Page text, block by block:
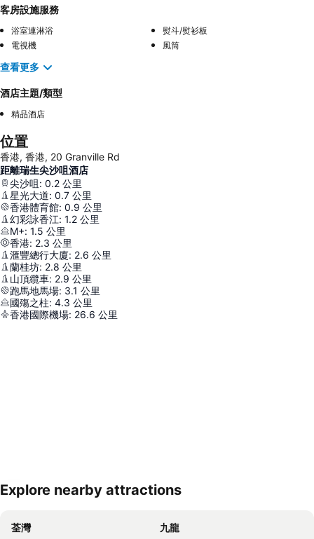
客房設施服務
浴室連淋浴
熨斗/熨衫板
電視機
風筒
查看更多
酒店主題/類型
精品酒店
位置
香港, 香港, 20 Granville Rd
距離瑞生尖沙咀酒店
尖沙咀: 0.2 公里
星光大道: 0.7 公里
香港體育館: 0.9 公里
幻彩詠香江: 1.2 公里
M+: 1.5 公里
香港: 2.3 公里
滙豐總行大廈: 2.6 公里
蘭桂坊: 2.8 公里
山頂纜車: 2.9 公里
跑馬地馬場: 3.1 公里
國殤之柱: 4.3 公里
香港國際機場: 26.6 公里
展開地圖
Explore nearby attractions
荃灣
九龍